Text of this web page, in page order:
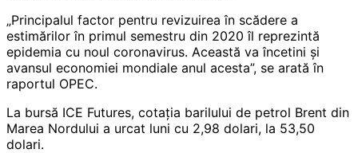
„Principalul factor pentru revizuirea în scădere a
estimărilor în primul semestru din 2020 îl reprezintă
epidemia cu noul coronavirus. Această va încetini şi
avansul economiei mondiale anul acesta”, se arată în
raportul OPEC.
La bursă ICE Futures, cotaţia barilului de petrol Brent din
Marea Nordului a urcat luni cu 2,98 dolari, la 53,50
dolari.